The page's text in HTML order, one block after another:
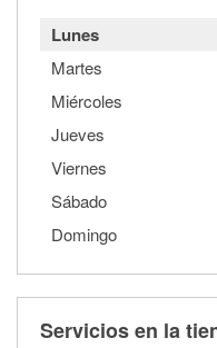
Lunes
Martes
Miércoles
Jueves
Viernes
Sábado
Domingo
Servicios en la